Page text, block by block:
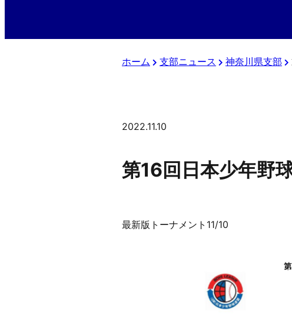
ホーム 支部ニュース 神奈川県支部
2022.11.10
第16回日本少年野
最新版トーナメント11/10